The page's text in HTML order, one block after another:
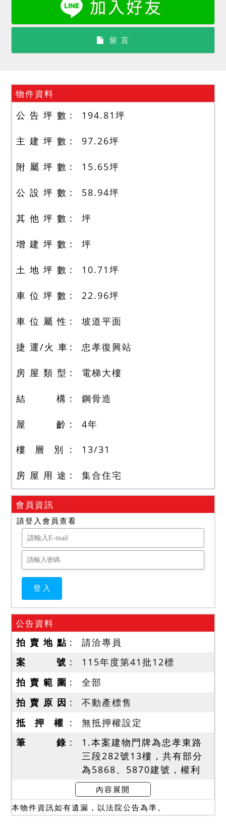
留 言
物件資料
公 告 坪 數 194.81 坪
主 建 坪 數 97.26坪
附 屬 坪 數 15.65坪
公 設 坪 數 58.94坪
其 他 坪 數 坪
增 建 坪 數 坪
土 地 坪 數 10.71 坪
車 位 坪 數 22.96坪
車 位 屬 性 坡道平面
捷 運/火 車 忠孝復興站
房 屋 類 型 電梯大樓
結 構 鋼骨造
屋 齡 4年
樓 層 別 13/31
房 屋 用 途 集合住宅
會員資訊
請登入會員查看
公告資料
拍 賣 地 點
請洽專員
案 號
115年度第41批12標
拍 賣 範 圍
全部
拍 賣 原 因
不動產標售
抵 押 權
無抵押權設定
筆 錄
1.本案建物門牌為忠孝東路
三段282號13樓，共有部分
為5868、5870建號，權利
範圍依序為228/10000、
403/10000(含停車位編號
B5-53、B5-56)，依登記面
內容展開
本物件資訊如有遺漏，以法院公告為準。